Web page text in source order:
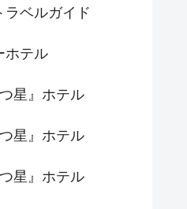
ラベルガイド
ホテル
星』ホテル
星』ホテル
星』ホテル